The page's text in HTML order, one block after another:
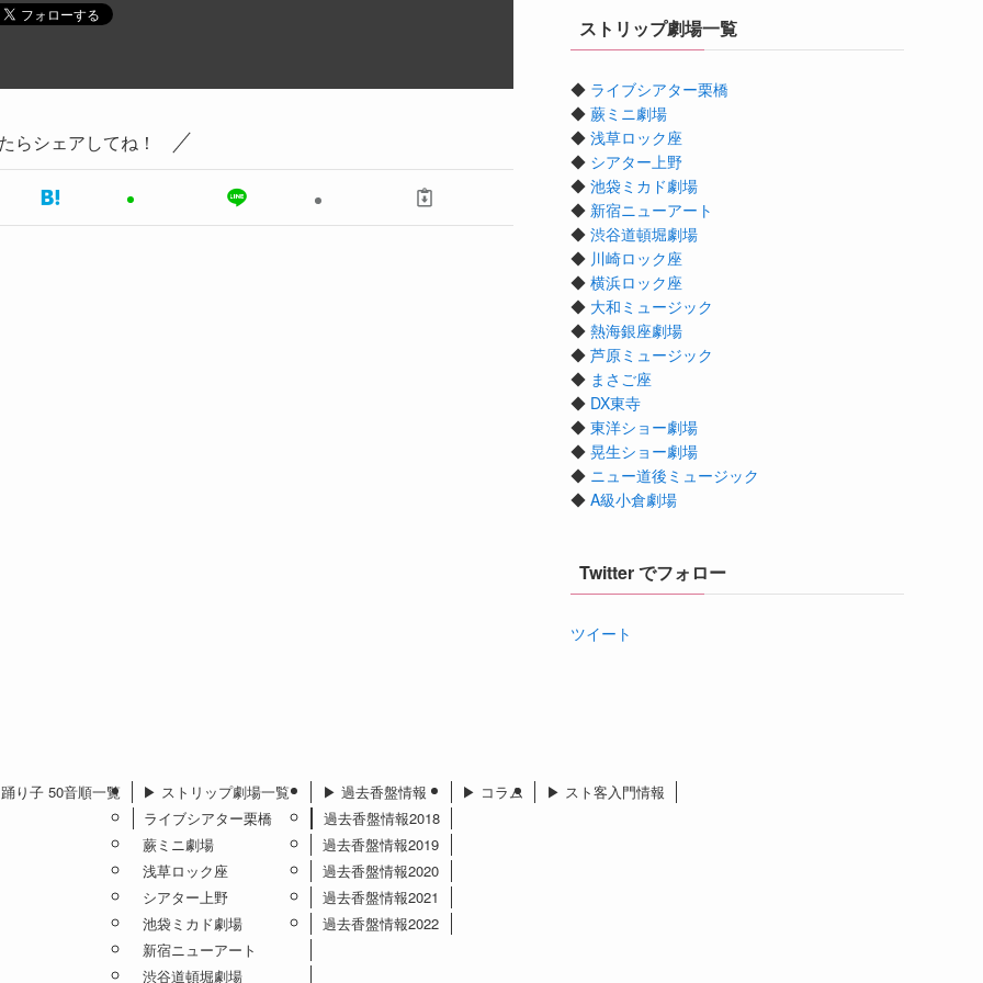
らシェアしてね！
ストリップ劇場一覧
◆ ライブシアター栗橋
◆ 蕨ミニ劇場
◆ 浅草ロック座
◆ シアター上野
◆ 池袋ミカド劇場
◆ 新宿ニューアート
◆ 渋谷道頓堀劇場
◆ 川崎ロック座
◆ 横浜ロック座
◆ 大和ミュージック
◆ 熱海銀座劇場
◆ 芦原ミュージック
◆ まさご座
◆ DX東寺
◆ 東洋ショー劇場
◆ 晃生ショー劇場
◆ ニュー道後ミュージック
◆ A級小倉劇場
Twitter でフォロー
ツイート
り子 50音順一覧
▶︎ ストリップ劇場一覧
ライブシアター栗橋
蕨ミニ劇場
浅草ロック座
シアター上野
池袋ミカド劇場
新宿ニューアート
渋谷道頓堀劇場
▶︎ 過去香盤情報
過去香盤情報2018
過去香盤情報2019
過去香盤情報2020
過去香盤情報2021
過去香盤情報2022
▶︎ コラム ▶︎ スト客入門情報